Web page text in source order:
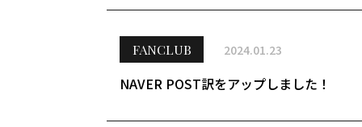
FANCLUB 2024.01.23
NAVER POST訳をアップしました！